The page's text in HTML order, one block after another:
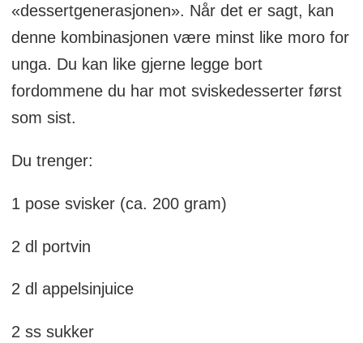
«dessertgenerasjonen». Når det er sagt, kan
denne kombinasjonen være minst like moro for
unga. Du kan like gjerne legge bort
fordommene du har mot sviskedesserter først
som sist.
Du trenger:
1 pose svisker (ca. 200 gram)
2 dl portvin
2 dl appelsinjuice
2 ss sukker